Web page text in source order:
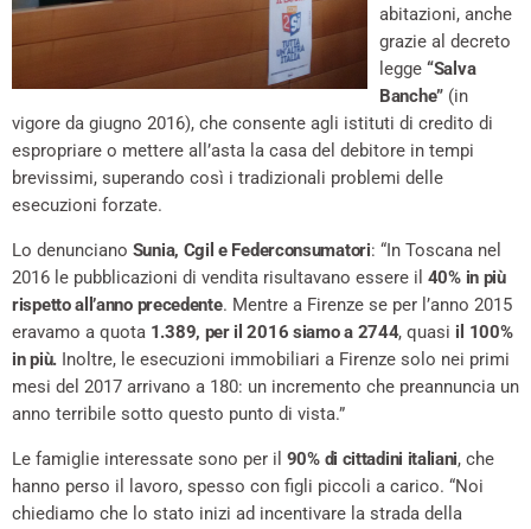
abitazioni, anche
grazie al decreto
legge “Salva
Banche”(in
vigore da giugno 2016), che consente agli istituti di credito di
espropriare o mettere all’asta la casa del debitore in tempi
brevissimi, superando così i tradizionali problemi delle
esecuzioni forzate.
Lo denunciano Sunia, Cgil e Federconsumatori: “In Toscana nel
2016 le pubblicazioni di vendita risultavano essere il 40% in più
rispetto all’anno precedente. Mentre a Firenze se per l’anno 2015
eravamo a quota 1.389, per il 2016 siamo a 2744, quasi il 100%
in più. Inoltre, le esecuzioni immobiliari a Firenze solo nei primi
mesi del 2017 arrivano a 180: un incremento che preannuncia un
anno terribile sotto questo punto di vista.”
Le famiglie interessate sono per il 90% di cittadini italiani, che
hanno perso il lavoro, spesso con figli piccoli a carico. “Noi
chiediamo che lo stato inizi ad incentivare la strada della